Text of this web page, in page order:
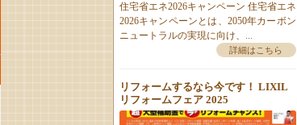
住宅省エネ2026キャンペーン 住宅省エネ
2026キャンペーンとは、2050年カーボン
ニュートラルの実現に向け、...
詳細はこちら
リフォームするなら今です！ LIXIL
リフォームフェア 2025